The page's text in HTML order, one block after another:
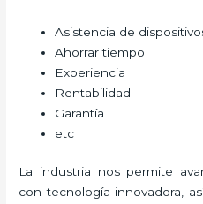
Asistencia de
Ahorrar tiempo
Experiencia
Rentabilidad
Garantía
etc
La industria nos permite
con tecnología innovadora,